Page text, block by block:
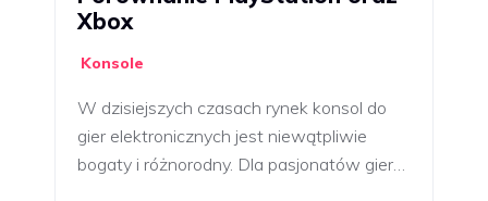
Xbox
Konsole
W dzisiejszych czasach rynek konsol do
gier elektronicznych jest niewątpliwie
bogaty i różnorodny. Dla pasjonatów gier…